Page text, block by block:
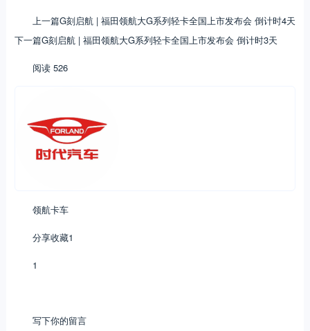
上一篇G刻启航 | 福田领航大G系列轻卡全国上市发布会 倒计时4天
下一篇G刻启航 | 福田领航大G系列轻卡全国上市发布会 倒计时3天
阅读 526
领航卡车
分享收藏1
1
写下你的留言